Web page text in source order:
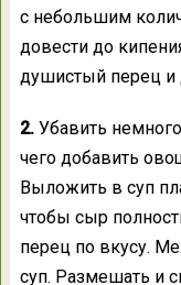
с небольшим
довести до
душистый перец и
2.Убавить
чего добавить
Выложить в суп
чтобы сыр
перец по вкусу.
суп. Размешать и